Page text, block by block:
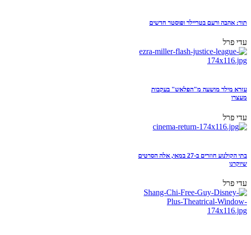
תור: אהבה ורעם בטריילר ופוסטר חדשים
עדי פרל
עזרא מילר מושעה מ"הפלאש" בעקבות
מעצרו
עדי פרל
בתי הקולנוע חוזרים ב-27 במאי, אלה הסרטים
שיוקרנו
עדי פרל